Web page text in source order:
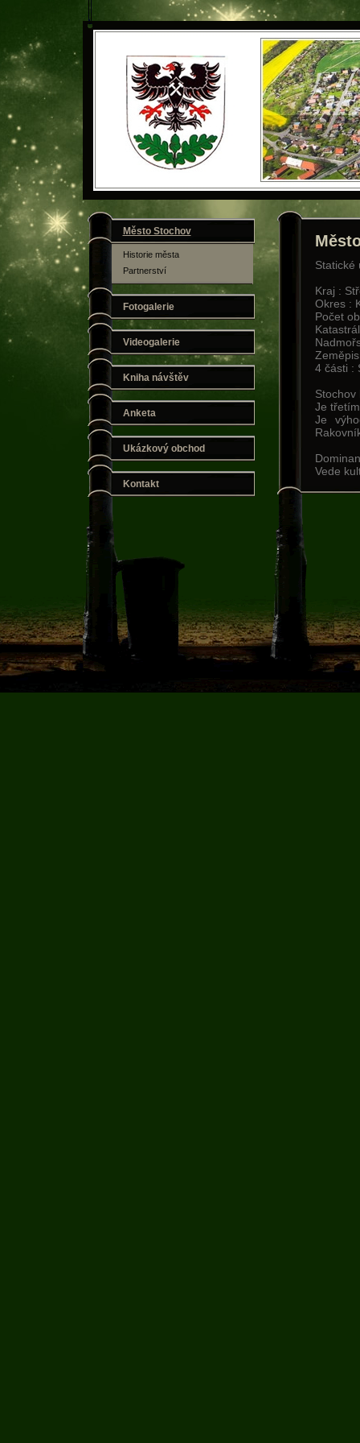
Statické
Kraj :
Okres :
Počet
4 části :
Stochov
Je
Je
Vede
Město Stochov
Historie města
Partnerství
Fotogalerie
Videogalerie
Kniha návštěv
Anketa
Ukázkový obchod
Kontakt